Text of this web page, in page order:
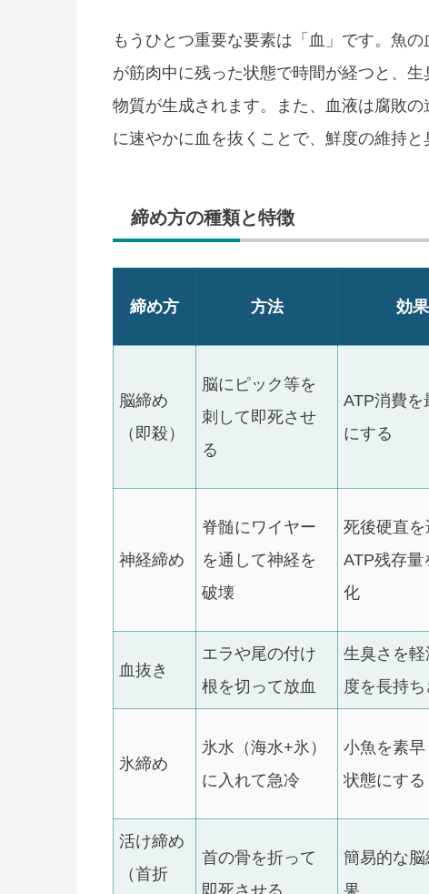
もうひとつ重要な要素は「血」です。魚
が筋肉中に残った状態で時間が経つと、
物質が生成されます。また、血液は腐敗
に速やかに血を抜くことで、鮮度の維持と
締め方の種類と特徴
締め方 方法 効果
脳締め
（即殺）
脳にピック等を
刺して即死させ
る
ATP消費を
にする
神経締め
脊髄にワイヤー
を通して神経を
破壊
死後硬直
ATP残存量
化
血抜き
エラや尾の付け
根を切って放血
生臭さを
度を長持ち
氷締め
氷水（海水+氷）
に入れて急冷
小魚を素
状態にする
活け締め
（首折
首の骨を折って
簡易的な脳